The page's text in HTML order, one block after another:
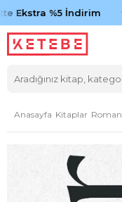
Ekstra %5 İndirim
Anasayfa Kitaplar Roman